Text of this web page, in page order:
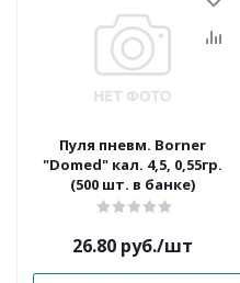
Пуля пневм. Borner
"Domed" кал. 4,5, 0,55гр.
(500 шт. в банке)
26.80руб./шт